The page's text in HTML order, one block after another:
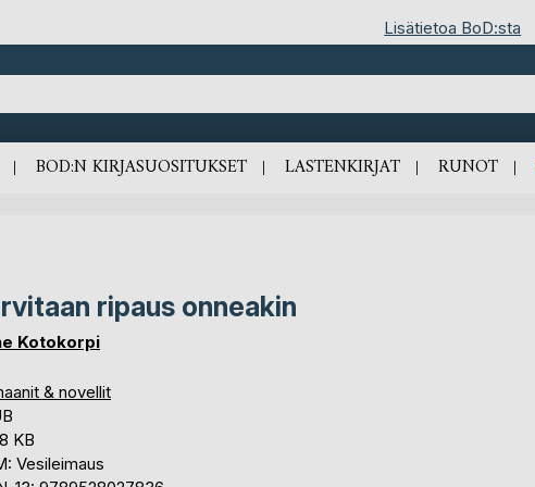
Lisätietoa BoD:sta
BOD:N KIRJASUOSITUKSET LASTENKIRJAT RUNOT
ripaus onneakin
Kotokorpi
& novellit
KB
Vesileimaus